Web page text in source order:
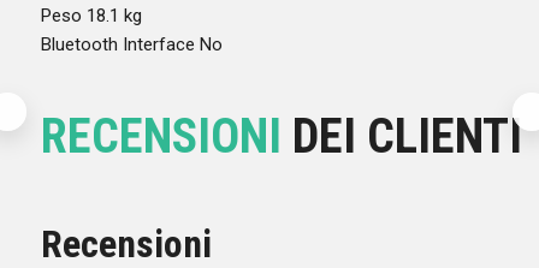
Peso 18.1 kg
Bluetooth Interface No
RECENSIONI DEI CLIENTI
Recensioni